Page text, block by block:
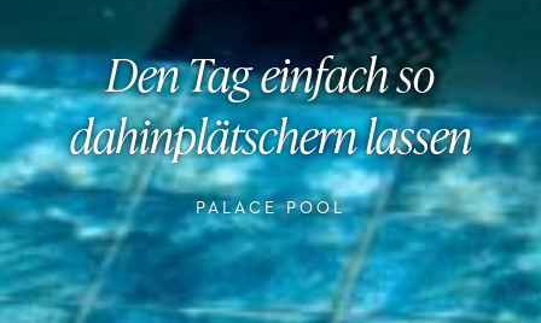
Den Tag einfach so
dahinplätschern lassen
PALACE POOL